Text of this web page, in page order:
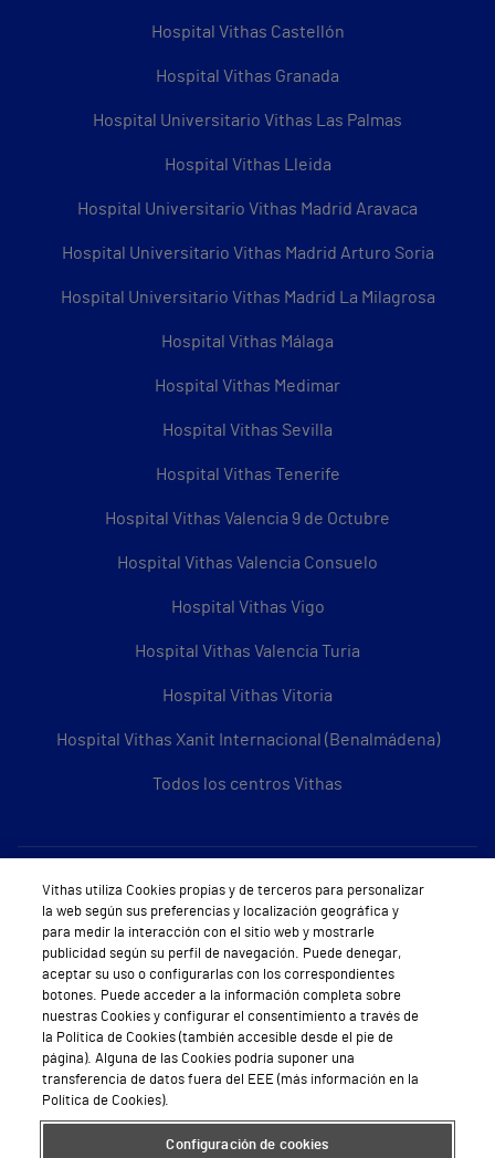
Hospital Vithas Castellón
Hospital Vithas Granada
Hospital Universitario Vithas Las Palmas
Hospital Vithas Lleida
Hospital Universitario Vithas Madrid Aravaca
Hospital Universitario Vithas Madrid Arturo Soria
Hospital Universitario Vithas Madrid La Milagrosa
Hospital Vithas Málaga
Hospital Vithas Medimar
Hospital Vithas Sevilla
Hospital Vithas Tenerife
Hospital Vithas Valencia 9 de Octubre
Hospital Vithas Valencia Consuelo
Hospital Vithas Vigo
Hospital Vithas Valencia Turia
Hospital Vithas Vitoria
Hospital Vithas Xanit Internacional (Benalmádena)
Todos los centros Vithas
Sobre Vithas
Quiénes somos
Trabajar en Vithas
Teléfono Cita Médica
Teléfono Atención al Cliente
Política de seguridad y salud en el trabajo
Conoce a Supervita
Vithas utiliza Cookies propias y de terceros para personalizar
la web según sus preferencias y localización geográfica y
para medir la interacción con el sitio web y mostrarle
publicidad según su perfil de navegación. Puede denegar,
aceptar su uso o configurarlas con los correspondientes
botones. Puede acceder a la información completa sobre
nuestras Cookies y configurar el consentimiento a través de
la Política de Cookies (también accesible desde el pie de
página). Alguna de las Cookies podría suponer una
transferencia de datos fuera del EEE (más información en la
Política de Cookies).
Configuración de cookies